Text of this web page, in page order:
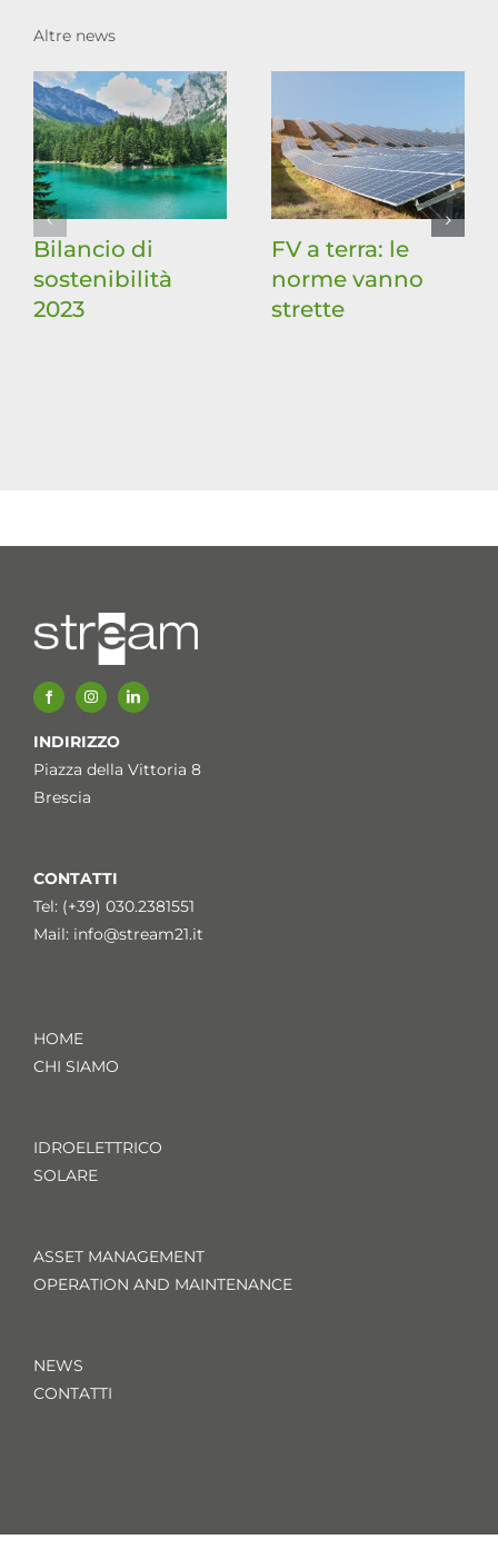
Altre news
Bilancio di
sostenibilità
2023
FV a terra: le
norme vanno
strette
INDIRIZZO
Piazza della Vittoria 8
Brescia
CONTATTI
Tel: (+39) 030.2381551
Mail: info@stream21.it
HOME
CHI SIAMO
IDROELETTRICO
SOLARE
ASSET MANAGEMENT
OPERATION AND MAINTENANCE
NEWS
CONTATTI